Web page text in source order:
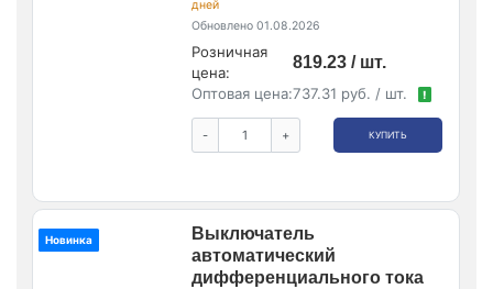
дней
Обновлено 01.08.2026
Розничная
цена:
819.23 / шт.
Оптовая цена:737.31 руб. / шт. !
- + КУПИТЬ
Новинка
Выключатель
автоматический
дифференциального тока